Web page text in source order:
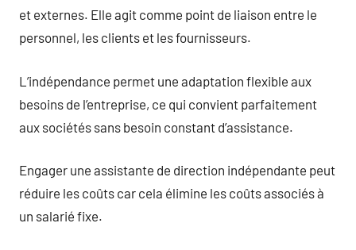
et externes. Elle agit comme point de liaison entre le
personnel, les clients et les fournisseurs.
L’indépendance permet une adaptation flexible aux
besoins de l’entreprise, ce qui convient parfaitement
aux sociétés sans besoin constant d’assistance.
Engager une assistante de direction indépendante peut
réduire les coûts car cela élimine les coûts associés à
un salarié fixe.